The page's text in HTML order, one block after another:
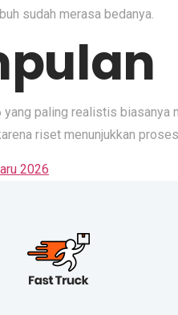
sudah merasa bedanya.
yang paling realistis biasanya
riset menunjukkan
2026